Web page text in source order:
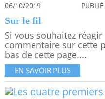
06/10/2019
Sur le fil
Si vous souhaitez
commentaire sur cette
bas de cette page....
EN SAVOIR PLUS